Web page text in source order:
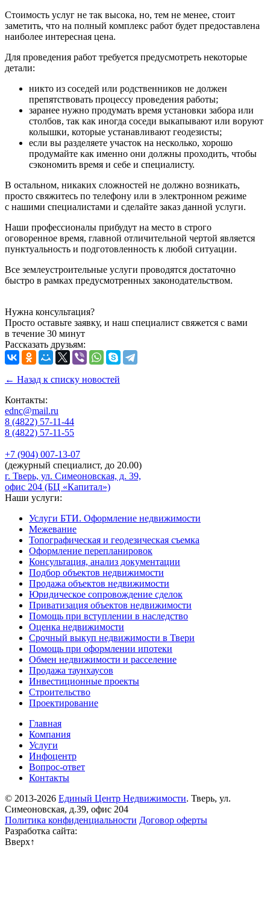
Стоимость услуг не так высока, но, тем не менее, стоит
заметить, что на полный комплекс работ будет предоставлена
наиболее интересная цена.
Для проведения работ требуется предусмотреть некоторые
детали:
никто из соседей или родственников не должен
препятствовать процессу проведения работы;
заранее нужно продумать время установки забора или
столбов, так как иногда соседи выкапывают или воруют
колышки, которые устанавливают геодезисты;
если вы разделяете участок на несколько, хорошо
продумайте как именно они должны проходить, чтобы
сэкономить время и себе и специалисту.
В остальном, никаких сложностей не должно возникать,
просто свяжитесь по телефону или в электронном режиме
с нашими специалистами и сделайте заказ данной услуги.
Наши профессионалы прибудут на место в строго
оговоренное время, главной отличительной чертой является
пунктуальность и подготовленность к любой ситуации.
Все землеустроительные услуги проводятся достаточно
быстро в рамках предусмотренных законодательством.
Нужна консультация?
Просто оставьте заявку, и наш специалист свяжется с вами
в течение 30 минут
Рассказать друзьям:
← Назад к списку новостей
Контакты:
ednc@mail.ru
8 (4822) 57-11-44
8 (4822) 57-11-55
+7 (904) 007-13-07
(дежурный специалист, до 20.00)
г. Тверь, ул. Симеоновская, д. 39,
офис 204 (БЦ «Капитал»)
Наши услуги:
Услуги БТИ. Оформление недвижимости
Межевание
Топографическая и геодезическая съемка
Оформление перепланировок
Консультация, анализ документации
Подбор объектов недвижимости
Продажа объектов недвижимости
Юридическое сопровождение сделок
Приватизация объектов недвижимости
Помощь при вступлении в наследство
Оценка недвижимости
Срочный выкуп недвижимости в Твери
Помощь при оформлении ипотеки
Обмен недвижимости и расселение
Продажа таунхаусов
Инвестиционные проекты
Строительство
Проектирование
Главная
Компания
Услуги
Инфоцентр
Вопрос-ответ
Контакты
© 2013-2026 Единый Центр Недвижимости. Тверь, ул.
Симеоновская, д.39, офис 204
Политика конфиденциальности Договор оферты
Разработка сайта:
Вверх↑